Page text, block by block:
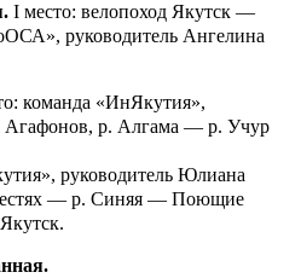
I место: велопоход Якутск —
руководитель Ангелина
команда «ИнЯкутия»,
Агафонов, р. Алгама — р. Учур
руководитель Юлиана
— р. Синяя — Поющие